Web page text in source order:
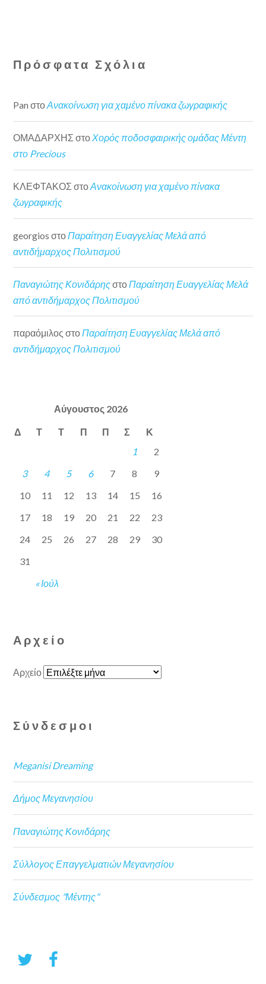
Πρόσφατα Σχόλια
Pan στοΑνακοίνωση για χαμένο πίνακα ζωγραφικής
ΟΜΑΔΑΡΧΗΣ στοΧορός ποδοσφαιρικής ομάδας Μέντη
στο Precious
ΚΛΕΦΤΑΚΟΣ στοΑνακοίνωση για χαμένο πίνακα
ζωγραφικής
georgios στο Παραίτηση Ευαγγελίας Μελά από
αντιδήμαρχος Πολιτισμού
Παναγιώτης ΚονιδάρηςστοΠαραίτηση Ευαγγελίας Μελά
από αντιδήμαρχος Πολιτισμού
παραόμιλος στοΠαραίτηση Ευαγγελίας Μελά από
αντιδήμαρχος Πολιτισμού
Αύγουστος 2026
Δ Τ Τ Π Π Σ Κ
« Ιούλ
1
2
3
4 5 6 7 8
9
10
11 12 13 14 15
16
17
18 19 20 21 22
23
24
25 26 27 28 29
30
31
Αρχείο
Αρχείο
Σύνδεσμοι
Meganisi Dreaming
Δήμος Μεγανησίου
Παναγιώτης Κονιδάρης
Σύλλογος Επαγγελματιών Μεγανησίου
Σύνδεσμος "Μέντης"